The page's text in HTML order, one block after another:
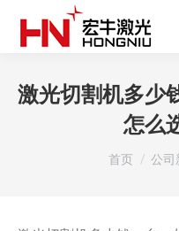
激光切割机多少
怎么
您在这里：
首页 公司